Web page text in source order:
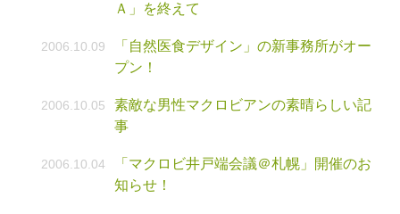
Ａ」を終えて
2006.10.09
「自然医食デザイン」の新事務所がオー
プン！
2006.10.05
素敵な男性マクロビアンの素晴らしい記
事
2006.10.04
「マクロビ井戸端会議＠札幌」開催のお
知らせ！